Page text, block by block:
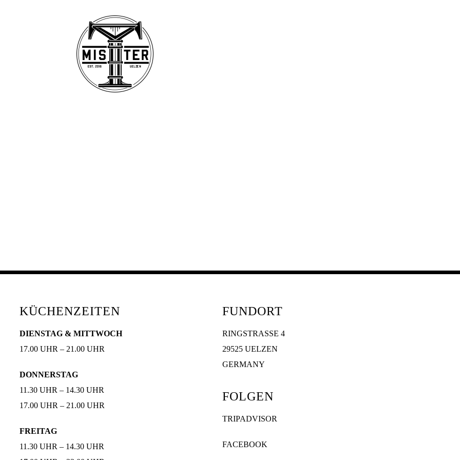
KÜCHENZEITEN
DIENSTAG & MITTWOCH
17.00 UHR – 21.00 UHR
DONNERSTAG
11.30 UHR – 14.30 UHR
17.00 UHR – 21.00 UHR
FREITAG
11.30 UHR – 14.30 UHR
FUNDORT
RINGSTRASSE 4
29525 UELZEN
GERMANY
FOLGEN
TRIPADVISOR
FACEBOOK